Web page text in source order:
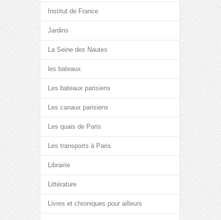
Institut de France
Jardins
La Seine des Nautes
les bateaux
Les bateaux parisiens
Les canaux parisiens
Les quais de Paris
Les transports à Paris
Librairie
Littérature
Livres et chroniques pour ailleurs